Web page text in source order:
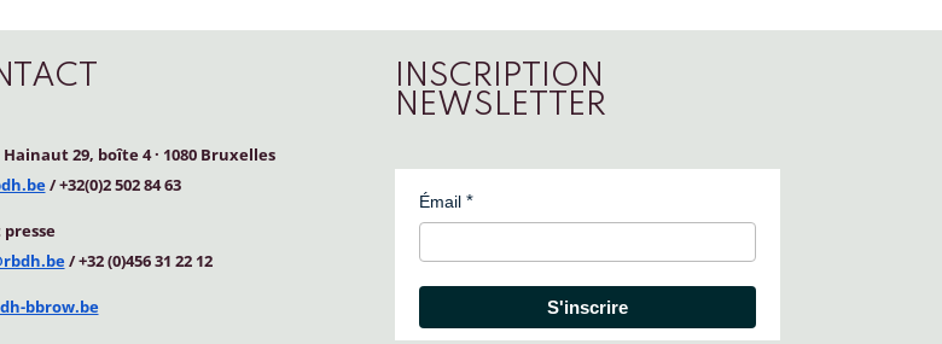
29, boîte 4· 1080 Bruxelles
/ +32(0)2 502 84 63
presse
/ +32 (0)456 31 22 12
bbrow.be
INSCRIPTION
NEWSLETTER
Émail
S'inscrire